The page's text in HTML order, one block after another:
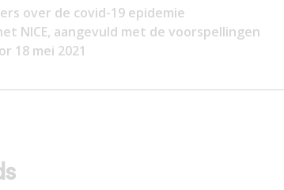
over de covid-19 epidemie
NICE, aangevuld met de voorspellingen
18 mei 2021